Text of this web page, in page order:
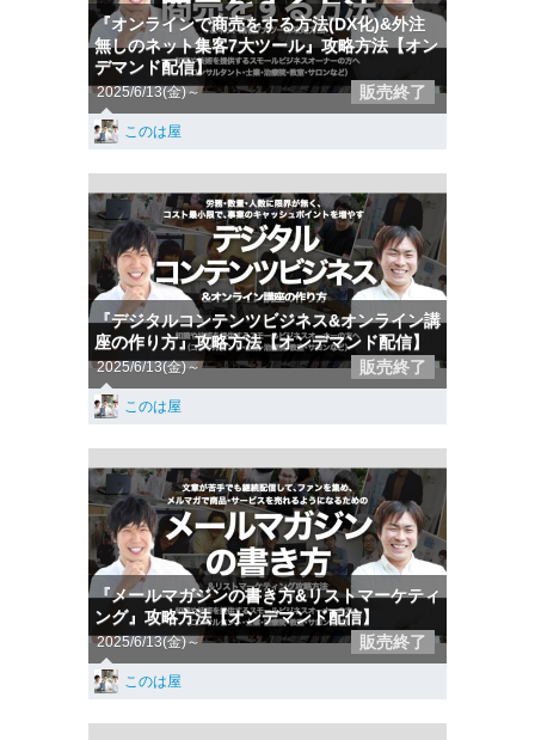
『オンラインで商売をする方法(DX化)&外注
無しのネット集客7大ツール』攻略方法【オン
デマンド配信】
2025/6/13(金)～ 販売終了
このは屋
『デジタルコンテンツビジネス&オンライン講
座の作り方』攻略方法【オンデマンド配信】
2025/6/13(金)～ 販売終了
このは屋
『メールマガジンの書き方&リストマーケティ
ング』攻略方法【オンデマンド配信】
2025/6/13(金)～ 販売終了
このは屋